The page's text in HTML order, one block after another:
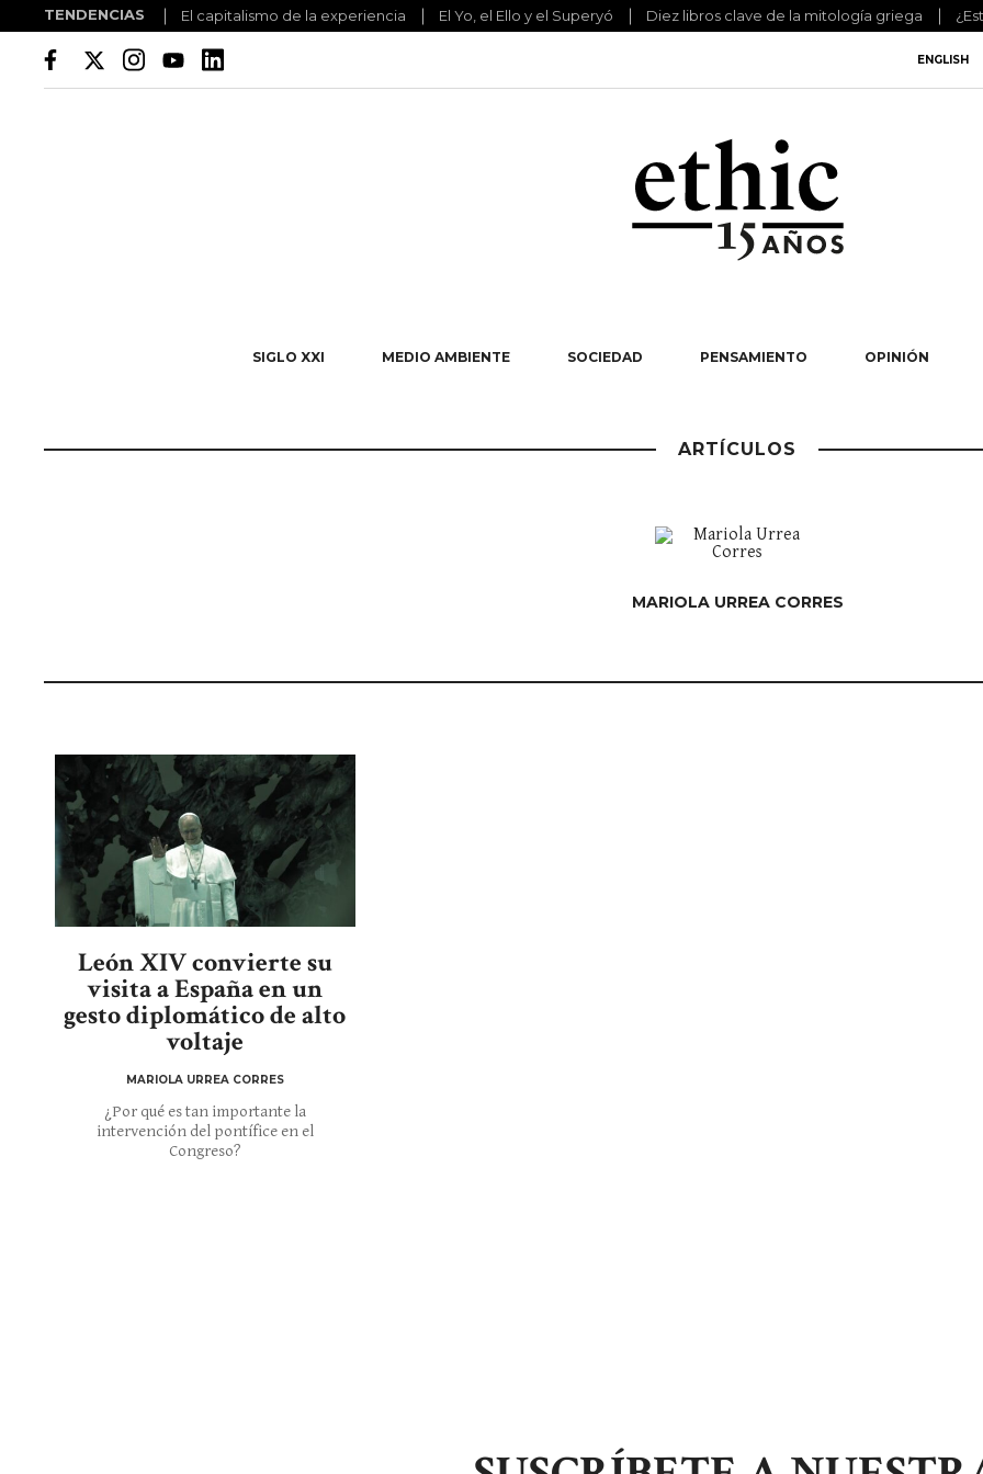
TENDENCIAS El capitalismo de la experiencia El Yo, el Ello y el Superyó Diez libros clave de la mitología griega
ENGLISH
SIGLO XXI MEDIO AMBIENTE SOCIEDAD PENSAMIENTO OPINIÓN
ARTÍCULOS
MARIOLA URREA CORRES
León XIV convierte su
visita a España en un
gesto diplomático de alto
voltaje
MARIOLA URREA CORRES
¿Por qué es tan importante la
intervención del pontífice en el
Congreso?